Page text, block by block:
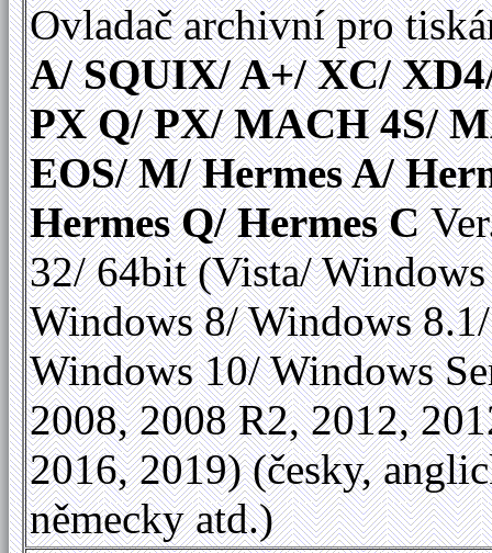
Ovladač archivní pro
A/ SQUIX/ A+/ XC/
PX Q/ PX/ MACH 4S/
EOS/ M/ Hermes A/
Hermes Q/ Hermes C
32/ 64bit (Vista/
Windows 8/ Windows 8.1/
Windows 10/ Windows
2008, 2008 R2, 2012,
2016, 2019) (česky,
německy atd.)